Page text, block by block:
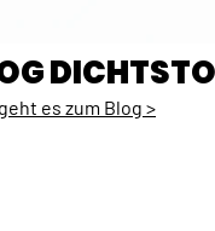
es zum Blog >